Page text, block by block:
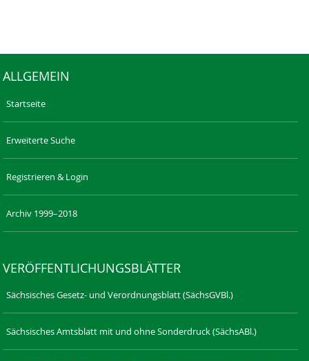
ALLGEMEIN
Startseite
Erweiterte Suche
Registrieren & Login
Archiv 1999–2018
VERÖFFENTLICHUNGSBLÄTTER
Sächsisches Gesetz- und Verordnungsblatt (SächsGVBl.)
Sächsisches Amtsblatt mit und ohne Sonderdruck (SächsABl.)